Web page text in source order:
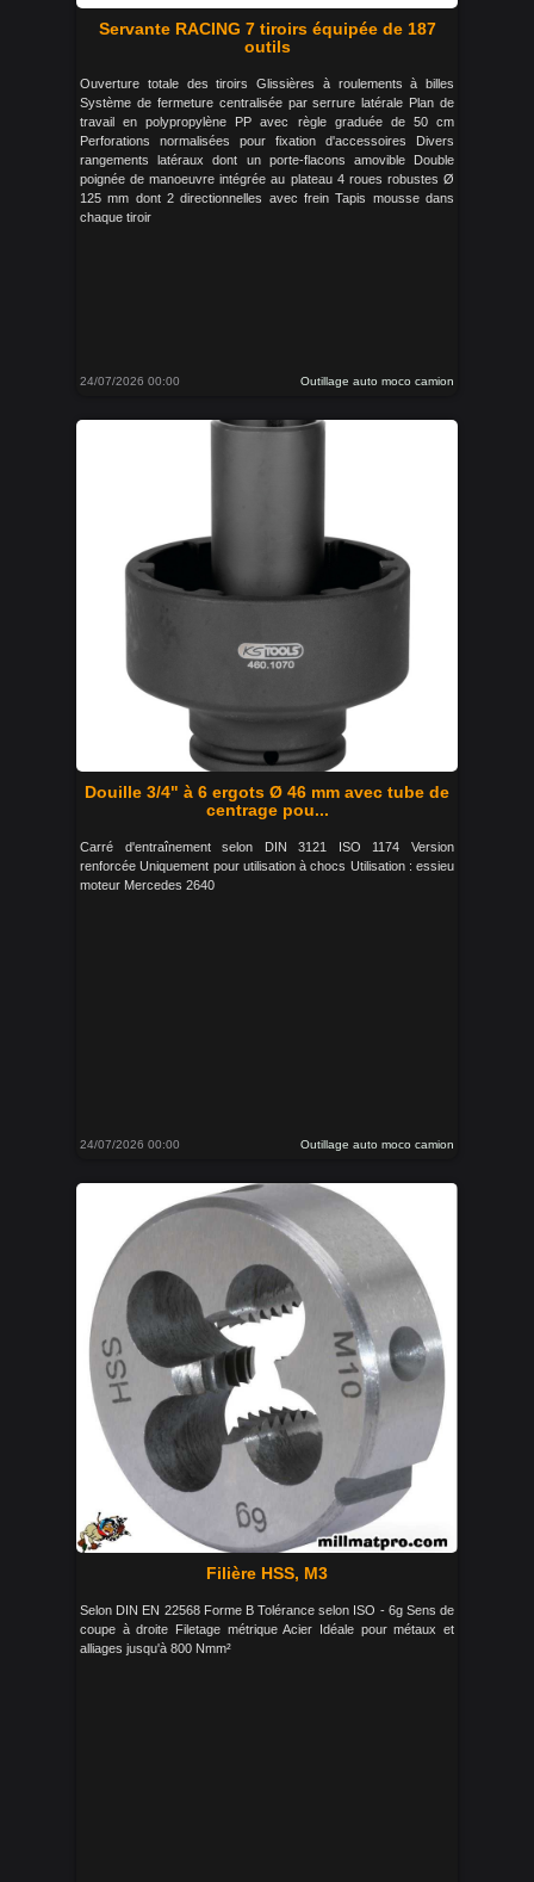
Servante RACING 7 tiroirs équipée de 187
outils
Ouverture totale des tiroirs Glissières à roulements à billes
Système de fermeture centralisée par serrure latérale Plan de
travail en polypropylène PP avec règle graduée de 50 cm
Perforations normalisées pour fixation d'accessoires Divers
rangements latéraux dont un porte-flacons amovible Double
poignée de manoeuvre intégrée au plateau 4 roues robustes Ø
125 mm dont 2 directionnelles avec frein Tapis mousse dans
chaque tiroir
24/07/2026 00:00 Outillage auto moco camion
Douille 3/4" à 6 ergots Ø 46 mm avec tube de
centrage pou...
Carré d'entraînement selon DIN 3121 ISO 1174 Version
renforcée Uniquement pour utilisation à chocs Utilisation : essieu
moteur Mercedes 2640
24/07/2026 00:00 Outillage auto moco camion
Filière HSS, M3
Selon DIN EN 22568 Forme B Tolérance selon ISO - 6g Sens de
coupe à droite Filetage métrique Acier Idéale pour métaux et
alliages jusqu'à 800 Nmm²